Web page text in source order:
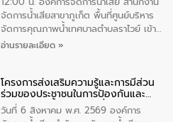
จัดการน้ำเสียสาขาภูเก็ต พื้นที่ศูนย์บริหาร
จัดการคุณภาพน้ำเทศบาลตำบลราไวย์ เข้า
ร่วมโครงการราไวย์สวยด้วยมือและใจเรา
ประชาชน ตัวแทนจากโรงแรมต่างๆ ในเขต
เทศบาลตำบลราไวย์ ศูนย์บริหารจัดการ
คุณภาพน้ำเทศบาลตำบลราไวย์ นำโดยนาย
อ่านรายละเอียด »
โครงการส่งเสริมความรู้และการมีส่วน
ร่วมของประชาชนในการป้องกันและ
แก้ไขปัญหาน้ำเสียอย่างยั่งยืน
วันที่ 6 สิงหาคม พ.ศ. 2569 องค์การ